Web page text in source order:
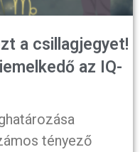
a csillagjegyet!
az IQ-
tényező